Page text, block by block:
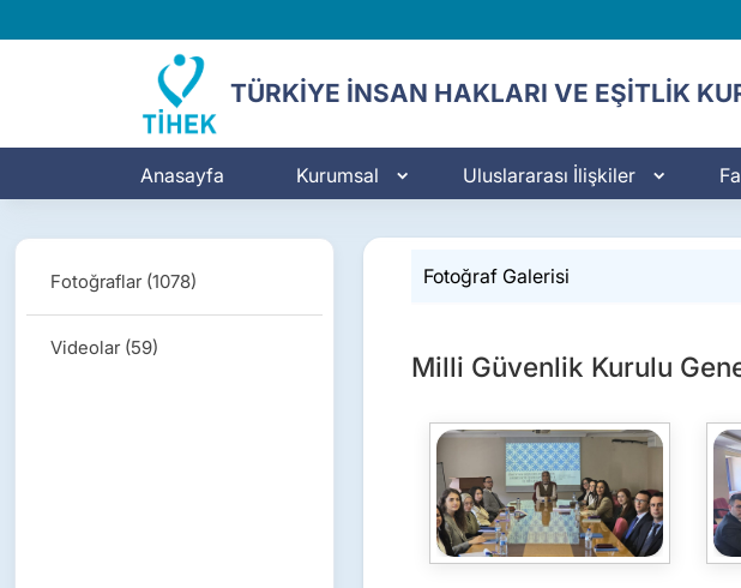
TÜRKİYE İNSAN HAKLARI VE EŞİTLİK
Anasayfa Kurumsal Uluslararası İlişkiler
Fotoğraflar (1078)
Videolar (59)
Fotoğraf Galerisi
Milli Güvenlik Kurulu